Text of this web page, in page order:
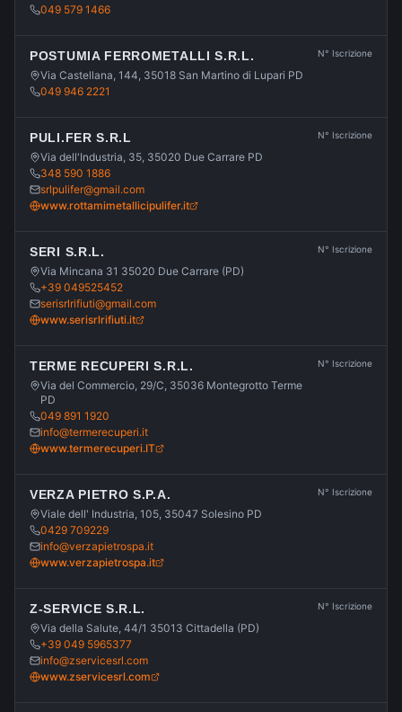
049 579 1466
POSTUMIA FERROMETALLI S.R.L.
Via Castellana, 144, 35018 San Martino di Lupari PD
049 946 2221
N° Iscrizione
PULI.FER S.R.L
Via dell'Industria, 35, 35020 Due Carrare PD
348 590 1886
srlpulifer@gmail.com
www.rottamimetallicipulifer.it
N° Iscrizione
SERI S.R.L.
Via Mincana 31 35020 Due Carrare (PD)
+39 049525452
serisrlrifiuti@gmail.com
www.serisrlrifiuti.it
N° Iscrizione
TERME RECUPERI S.R.L.
Via del Commercio, 29/C, 35036 Montegrotto Terme
PD
049 891 1920
info@termerecuperi.it
www.termerecuperi.IT
N° Iscrizione
VERZA PIETRO S.P.A.
Viale dell' Industria, 105, 35047 Solesino PD
0429 709229
info@verzapietrospa.it
www.verzapietrospa.it
N° Iscrizione
Z-SERVICE S.R.L.
Via della Salute, 44/1 35013 Cittadella (PD)
+39 049 5965377
info@zservicesrl.com
www.zservicesrl.com
N° Iscrizione